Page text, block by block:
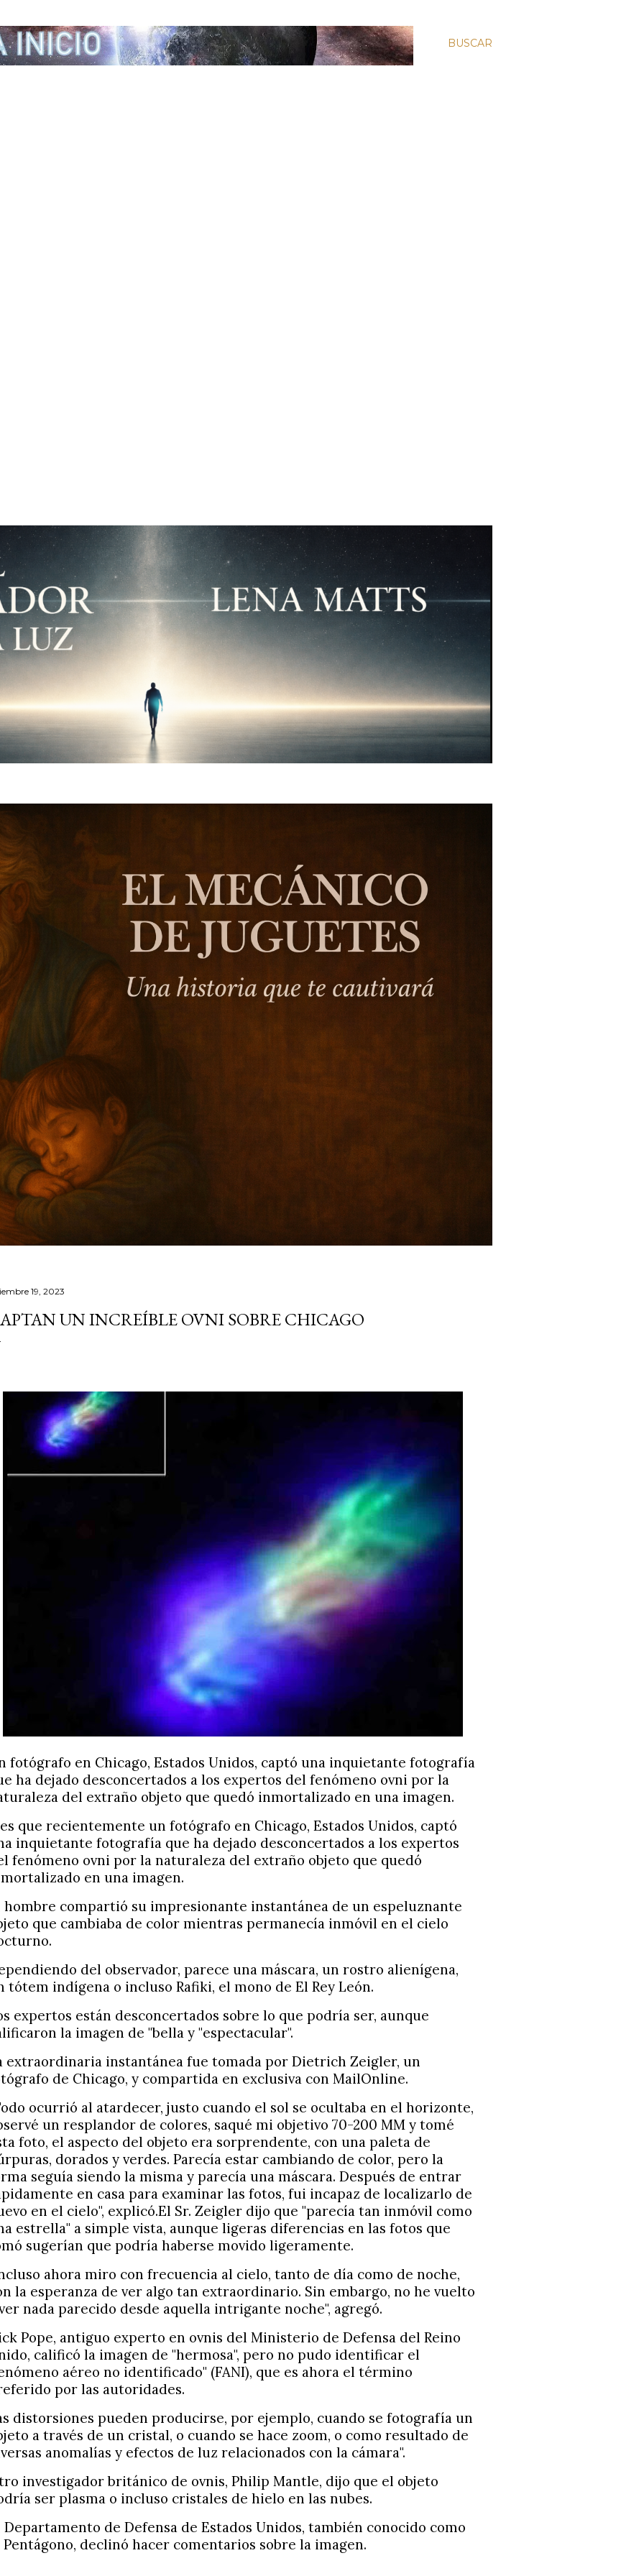
BUSCAR
19, 2023
UN INCREÍBLE OVNI SOBRE CHICAGO
fotógrafo en Chicago, Estados Unidos, captó una inquietante fotografía
ha dejado desconcertados a los expertos del fenómeno ovni por la
del extraño objeto que quedó inmortalizado en una imagen.
que recientemente un fotógrafo en Chicago, Estados Unidos, captó
inquietante fotografía que ha dejado desconcertados a los expertos
fenómeno ovni por la naturaleza del extraño objeto que quedó
en una imagen.
hombre compartió su impresionante instantánea de un espeluznante
que cambiaba de color mientras permanecía inmóvil en el cielo
del observador, parece una máscara, un rostro alienígena,
tótem indígena o incluso Rafiki, el mono de El Rey León.
expertos están desconcertados sobre lo que podría ser, aunque
la imagen de "bella y "espectacular".
extraordinaria instantánea fue tomada por Dietrich Zeigler, un
de Chicago, y compartida en exclusiva con MailOnline.
ocurrió al atardecer, justo cuando el sol se ocultaba en el horizonte,
un resplandor de colores, saqué mi objetivo 70-200 MM y tomé
foto, el aspecto del objeto era sorprendente, con una paleta de
dorados y verdes. Parecía estar cambiando de color, pero la
seguía siendo la misma y parecía una máscara. Después de entrar
en casa para examinar las fotos, fui incapaz de localizarlo de
en el cielo", explicó.El Sr. Zeigler dijo que "parecía tan inmóvil como
estrella" a simple vista, aunque ligeras diferencias en las fotos que
sugerían que podría haberse movido ligeramente.
ahora miro con frecuencia al cielo, tanto de día como de noche,
la esperanza de ver algo tan extraordinario. Sin embargo, no he vuelto
nada parecido desde aquella intrigante noche", agregó.
Pope, antiguo experto en ovnis del Ministerio de Defensa del Reino
calificó la imagen de "hermosa", pero no pudo identificar el
aéreo no identificado" (FANI), que es ahora el término
por las autoridades.
distorsiones pueden producirse, por ejemplo, cuando se fotografía un
a través de un cristal, o cuando se hace zoom, o como resultado de
anomalías y efectos de luz relacionados con la cámara".
investigador británico de ovnis, Philip Mantle, dijo que el objeto
ser plasma o incluso cristales de hielo en las nubes.
Departamento de Defensa de Estados Unidos, también conocido como
Pentágono, declinó hacer comentarios sobre la imagen.